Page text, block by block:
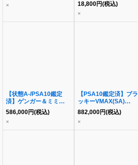
×
18,800円(税込)
×
【状態A-/PSA10鑑定
済】ゲンガー＆ミミッキ
ュGX(SA)《SR》
{103/095}[その他]
586,000円(税込)
×
【PSA10鑑定済】ブラ
ッキーVMAX(SA)
《HR》{095/069}[その
他]
882,000円(税込)
×